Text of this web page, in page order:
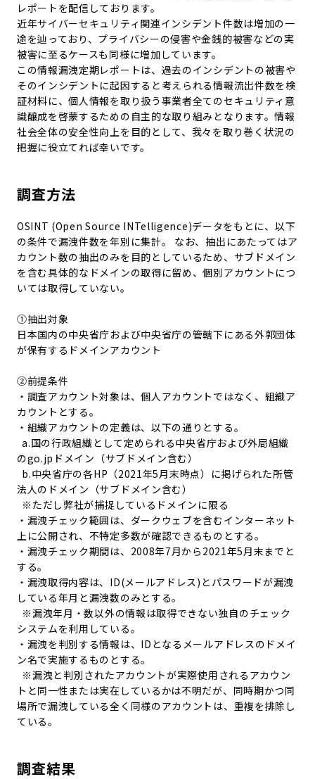
レポートを配信しております。
近年サイバーセキュリティ関連インシデント件数は増加の一
途を辿っており、プライバシーの侵害や金銭的被害などの実
被害に至るケースも同様に増加しています。
この情報漏洩定期レポートは、過去のインシデントの被害や
そのインシデントに起因すると考えられる情報流出件数を検
証材料に、個人情報を取り扱う事業者全てのセキュリティ意
識醸成を啓蒙するための自主的な取り組みとなります。情報
社会全体の安全性向上を目的として、我々を取り巻く状況の
把握に役立てれば幸いです。
調査方法
OSINT (Open Source INTelligence)データをもとに、以下
の条件で漏洩件数を年別に集計。 なお、抽出にあたってはア
カウント数の抽出のみを目的としているため、サブドメイン
を含む具体的なドメインの取得に留め、個別アカウントにつ
いては取得していない。
①抽出対象
日本国内の中央省庁および中央省庁の管轄下にある外郭団体
が保有するドメインアカウント
②前提条件
・調査アカウント対象は、個人アカウントではなく、組織ア
カウントとする。
・組織アカウントの定義は、以下の通りとする。
a.国の行政組織として定められる中央省庁および外局組織
のgo.jpドメイン（サブドメイン含む）
b.中央省庁の各HP（2021年5月末時点）に掲げられた所管
法人のドメイン（サブドメイン含む）
※ただし弊社が捕捉しているドメインに限る
・漏洩チェック範囲は、ダークウェブを含むインターネット
上に公開され、不特定多数が確認できるものとする。
・漏洩チェック期間は、2008年7月から2021年5月末までと
する。
・漏洩取得内容は、ID(メールアドレス)とパスワードが漏洩
している年月と漏洩数のみとする。
※漏洩年月・数以外の情報は取得できない独自のチェック
システムを利用している。
・漏洩を判別する情報は、IDとなるメールアドレスのドメイ
ン名で実施するものとする。
※漏洩と判別されたアカウントが実際使用されるアカウン
トと同一性または実在しているかは不明だが、同時期かつ同
場所で漏洩している全く同様のアカウントは、重複を排除し
ている。
調査結果